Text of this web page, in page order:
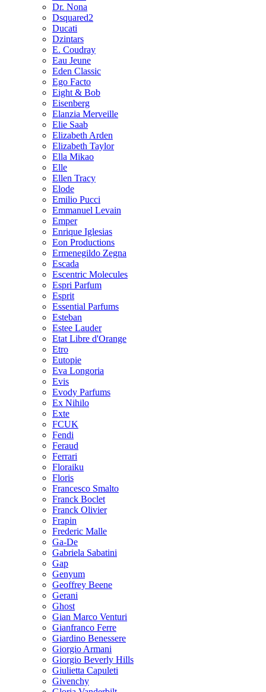
Dr. Nona
Dsquared2
Ducati
Dzintars
E. Coudray
Eau Jeune
Eden Classic
Ego Facto
Eight & Bob
Eisenberg
Elanzia Merveille
Elie Saab
Elizabeth Arden
Elizabeth Taylor
Ella Mikao
Elle
Ellen Tracy
Elode
Emilio Pucci
Emmanuel Levain
Emper
Enrique Iglesias
Eon Productions
Ermenegildo Zegna
Escada
Escentric Molecules
Espri Parfum
Esprit
Essential Parfums
Esteban
Estee Lauder
Etat Libre d'Orange
Etro
Eutopie
Eva Longoria
Evis
Evody Parfums
Ex Nihilo
Exte
FCUK
Fendi
Feraud
Ferrari
Floraiku
Floris
Francesco Smalto
Franck Boclet
Franck Olivier
Frapin
Frederic Malle
Ga-De
Gabriela Sabatini
Gap
Genyum
Geoffrey Beene
Gerani
Ghost
Gian Marco Venturi
Gianfranco Ferre
Giardino Benessere
Giorgio Armani
Giorgio Beverly Hills
Giulietta Capuleti
Givenchy